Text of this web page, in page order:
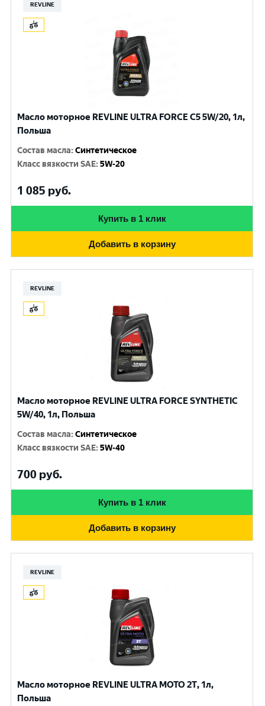
REVLINE
Масло моторное REVLINE ULTRA FORCE C5 5W/20, 1л,
Польша
Состав масла:Синтетическое
Класс вязкости SAE:5W-20
1 085 руб.
Купить в 1 клик
Добавить в корзину
REVLINE
Масло моторное REVLINE ULTRA FORCE SYNTHETIC
5W/40, 1л, Польша
Состав масла:Синтетическое
Класс вязкости SAE:5W-40
700 руб.
Купить в 1 клик
Добавить в корзину
REVLINE
Масло моторное REVLINE ULTRA MOTO 2T, 1л,
Польша